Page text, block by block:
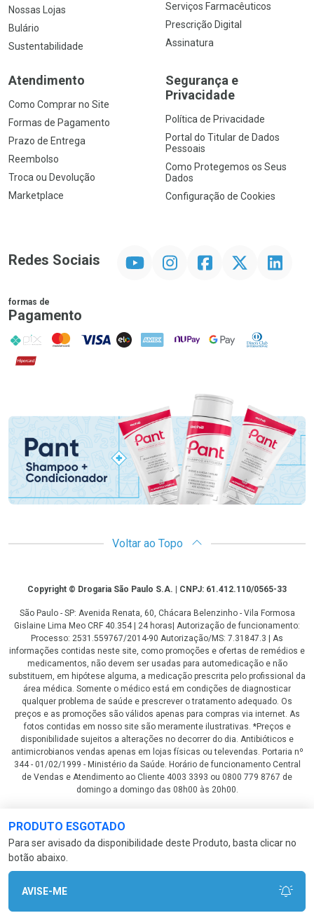
PRODUTO ESGOTADO
Para ser avisado da disponibilidade deste Produto, basta clicar no
botão abaixo.
AVISE-ME
Nossas Lojas
Bulário
Sustentabilidade
Serviços Farmacêuticos
Prescrição Digital
Assinatura
Atendimento
Como Comprar no Site
Formas de Pagamento
Prazo de Entrega
Reembolso
Troca ou Devolução
Marketplace
Segurança e
Privacidade
Política de Privacidade
Portal do Titular de Dados
Pessoais
Como Protegemos os Seus
Dados
Configuração de Cookies
Redes Sociais InstagramFacebookTwitter Linkedin
formas de
Pagamento
PIX MasterCard
VISA ELO AMEX NuPay Google PayDiners Club
Hipercard
Promoção em Destaque
Voltar ao Topo
CopyrightCopyright © Drogaria São Paulo S.A. | CNPJ: 61.412.110/0565-33
São Paulo - SP: Avenida Renata, 60, Chácara Belenzinho - Vila Formosa
Gislaine Lima Meo CRF 40.354 | 24 horas| Autorização de funcionamento:
Processo: 2531.559767/2014-90 Autorização/MS: 7.31847.3 | As
informações contidas neste site, como promoções e ofertas de remédios e
medicamentos, não devem ser usadas para automedicação e não
substituem, em hipótese alguma, a medicação prescrita pelo profissional da
área médica. Somente o médico está em condições de diagnosticar
qualquer problema de saúde e prescrever o tratamento adequado. Os
preços e as promoções são válidos apenas para compras via internet. As
fotos contidas em nosso site são meramente ilustrativas. *Preços e
disponibilidade sujeitos a alterações no decorrer do dia. Antibióticos e
antimicrobianos vendas apenas em lojas físicas ou televendas. Portaria nº
344 - 01/02/1999 - Ministério da Saúde. Horário de funcionamento Central
de Vendas e Atendimento ao Cliente 4003 3393 ou 0800 779 8767 de
domingo a domingo das 08h00 às 20h00.